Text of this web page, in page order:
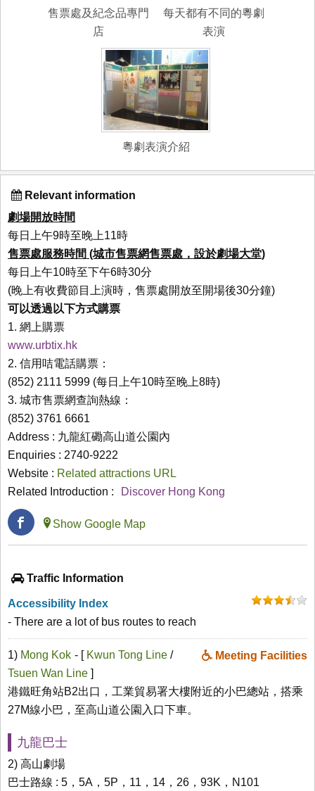
售票處及紀念品專門
店
每天都有不同的粵劇
表演
粵劇表演介紹
Relevant information
劇場開放時間
每日上午9時至晚上11時
售票處服務時間 (城市售票網售票處，設於劇場大堂)
每日上午10時至下午6時30分
(晚上有收費節目上演時，售票處開放至開場後30分鐘)
可以透過以下方式購票
1. 網上購票
www.urbtix.hk
2. 信用咭電話購票：
(852) 2111 5999 (每日上午10時至晚上8時)
3. 城市售票網查詢熱線：
(852) 3761 6661
Address : 九龍紅磡高山道公園內
Enquiries : 2740-9222
Website : Related attractions URL
Related Introduction :
Discover Hong Kong
Show Google Map
Traffic Information
Accessibility Index
- There are a lot of bus routes to reach
1) Mong Kok Meeting Facilities
- [ Kwun Tong Line /
Tsuen Wan Line ]
港鐵旺角站B2出口，工業貿易署大樓附近的小巴總站，搭乘
27M線小巴，至高山道公園入口下車。
九龍巴士
2) 高山劇場
巴士路線 : 5，5A，5P，11，14，26，93K，N101